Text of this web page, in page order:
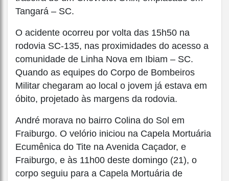
Tangará – SC.
O acidente ocorreu por volta das 15h50 na
rodovia SC-135, nas proximidades do acesso a
comunidade de Linha Nova em Ibiam – SC.
Quando as equipes do Corpo de Bombeiros
Militar chegaram ao local o jovem já estava em
óbito, projetado às margens da rodovia.
André morava no bairro Colina do Sol em
Fraiburgo. O velório iniciou na Capela Mortuária
Ecumênica do Tite na Avenida Caçador, e
Fraiburgo, e às 11h00 deste domingo (21), o
corpo seguiu para a Capela Mortuária de